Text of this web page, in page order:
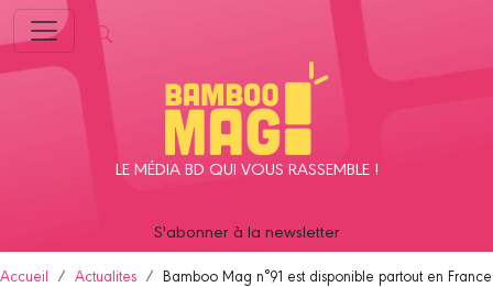
LE MÉDIA BD QUI VOUS RASSEMBLE !
S'abonner à la newsletter
Accueil Actualites Bamboo Mag n°91 est disponible partout en France
Panneau de gestion des cookies